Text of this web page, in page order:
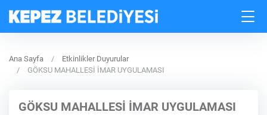
Ana Sayfa
Etkinlikler Duyurular
GÖKSU MAHALLESİ İMAR UYGULAMASI
GÖKSU MAHALLESİ İMAR UYGULAMASI